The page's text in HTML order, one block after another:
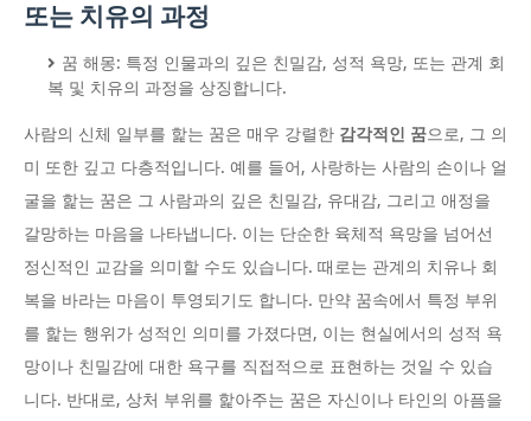
또는 치유의 과정
꿈 해몽: 특정 인물과의 깊은 친밀감, 성적 욕망, 또는 관계 회
복 및 치유의 과정을 상징합니다.
사람의 신체 일부를 핥는 꿈은 매우 강렬한 감각적인 꿈으로, 그 의
미 또한 깊고 다층적입니다. 예를 들어, 사랑하는 사람의 손이나 얼
굴을 핥는 꿈은 그 사람과의 깊은 친밀감, 유대감, 그리고 애정을
갈망하는 마음을 나타냅니다. 이는 단순한 육체적 욕망을 넘어선
정신적인 교감을 의미할 수도 있습니다. 때로는 관계의 치유나 회
복을 바라는 마음이 투영되기도 합니다. 만약 꿈속에서 특정 부위
를 핥는 행위가 성적인 의미를 가졌다면, 이는 현실에서의 성적 욕
망이나 친밀감에 대한 욕구를 직접적으로 표현하는 것일 수 있습
니다. 반대로, 상처 부위를 핥아주는 꿈은 자신이나 타인의 아픔을